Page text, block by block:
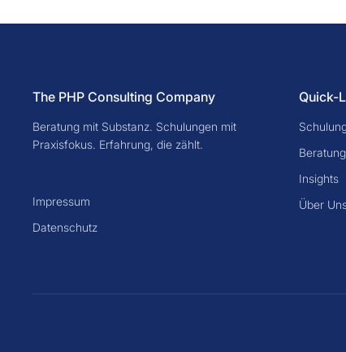
The PHP Consulting Company
Beratung mit Substanz. Schulungen mit
Praxisfokus. Erfahrung, die zählt.
Impressum
Datenschutz
Quick-
Beratung
Insights
Über